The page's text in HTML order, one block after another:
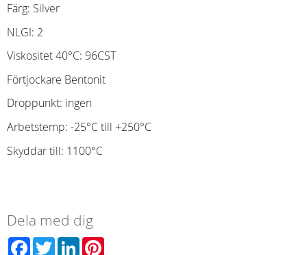
Färg: Silver
NLGI: 2
Viskositet 40°C: 96CST
Förtjockare Bentonit
Droppunkt: ingen
Arbetstemp: -25°C till +250°C
Skyddar till: 1100°C
Dela med dig
Facebook
TwitterLinkedIn